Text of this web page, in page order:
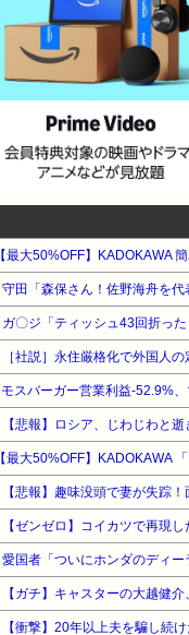
守田「森保さん！佐野海舟を
ガ〇ジ「ティッシュ43回折っ
モスバーガー営業利益-52.9%
【悲報】ロシア、じわじわと逝
【最大50%OFF】KADOKAWA
【悲報】趣味没頭で妻が失踪
【ゼンゼロ】コイカツで再現
愛国者「ついにホンダのディー
【ガチ】キャスターの大越健
【衝撃】20年以上夫を騙し続